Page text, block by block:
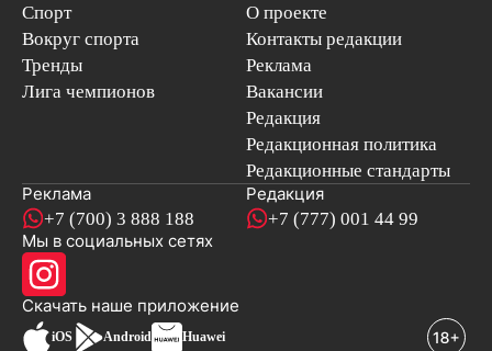
Спорт
Вокруг спорта
Тренды
Лига чемпионов
О проекте
Контакты редакции
Реклама
Вакансии
Редакция
Редакционная политика
Редакционные стандарты
Реклама
+7 (700) 3 888 188
Редакция
+7 (777) 001 44 99
Мы в социальных сетях
Скачать наше приложениеновостей
iOS Android Huawei